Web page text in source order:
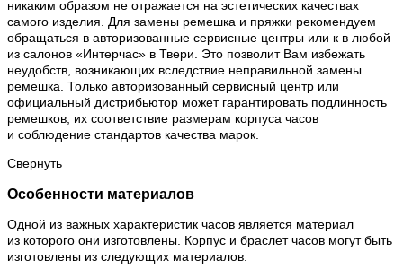
никаким образом не отражается на эстетических качествах
самого изделия. Для замены ремешка и пряжки рекомендуем
обращаться в авторизованные сервисные центры или к в любой
из салонов «Интерчас» в Твери. Это позволит Вам избежать
неудобств, возникающих вследствие неправильной замены
ремешка. Только авторизованный сервисный центр или
официальный дистрибьютор может гарантировать подлинность
ремешков, их соответствие размерам корпуса часов
и соблюдение стандартов качества марок.
Свернуть
Особенности материалов
Одной из важных характеристик часов является материал
из которого они изготовлены. Корпус и браслет часов могут быть
изготовлены из следующих материалов: